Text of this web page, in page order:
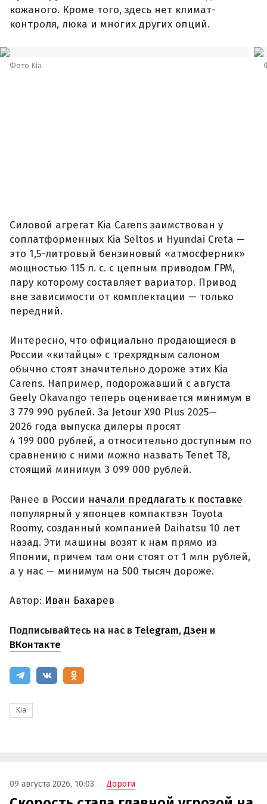
кожаного. Кроме того, здесь нет климат-
контроля, люка и многих других опций.
Фото Kia
Силовой агрегат Kia Carens заимствован у
соплатформенных Kia Seltos и Hyundai Creta —
это 1,5-литровый бензиновый «атмосферник»
мощностью 115 л. с. с цепным приводом ГРМ,
пару которому составляет вариатор. Привод
вне зависимости от комплектации — только
передний.
Интересно, что официально продающиеся в
России «китайцы» с трехрядным салоном
обычно стоят значительно дороже этих Kia
Carens. Например, подорожавший с августа
Geely Okavango теперь оценивается минимум в
3 779 990 рублей. За Jetour X90 Plus 2025—
2026 года выпуска дилеры просят
4 199 000 рублей, а относительно доступным по
сравнению с ними можно назвать Tenet T8,
стоящий минимум 3 099 000 рублей.
Ранее в России начали предлагать к поставке
популярный у японцев компактвэн Toyota
Roomy, созданный компанией Daihatsu 10 лет
назад. Эти машины возят к нам прямо из
Японии, причем там они стоят от 1 млн рублей,
а у нас — минимум на 500 тысяч дороже.
Автор: Иван Бахарев
Подписывайтесь на нас в Telegram,Дзен и
ВКонтакте
Kia
09 августа 2026, 10:03 Дороги